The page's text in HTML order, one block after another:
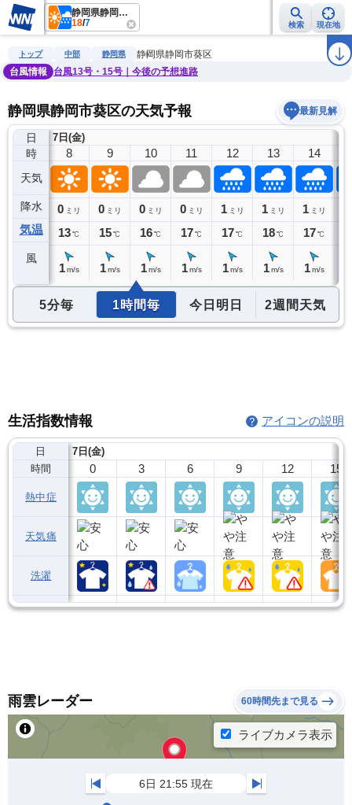
静岡県静岡市葵区
18/7 検索 現在地
雨雲レーダー 台風情報 地震情報 警報・注意報 ラ
トップ 中部 静岡県
静岡県静岡市葵区
台風情報
台風13号・15号｜今後の予想進路
静岡県静岡市葵区の天気予報 最新見解
日
時
天気
降水
気温
風
7日(金)
7
0ミリ
10℃
8
0 ミリ
13℃
1 m/s
9
0 ミリ
15℃
1 m/s
10
0 ミリ
16℃
1 m/s
11
0 ミリ
17℃
1 m/s
12
1 ミリ
17℃
1 m/s
13
1 ミリ
18℃
1 m/s
14
1 ミリ
17℃
1 m/s
5分毎 1時間毎 今日明日 2週間天気
生活指数情報 アイコンの説明
日
時間
熱中症
天気痛
洗濯
7日(金)
0 3 6 9 12 15
雨雲レーダー 60時間先まで見る